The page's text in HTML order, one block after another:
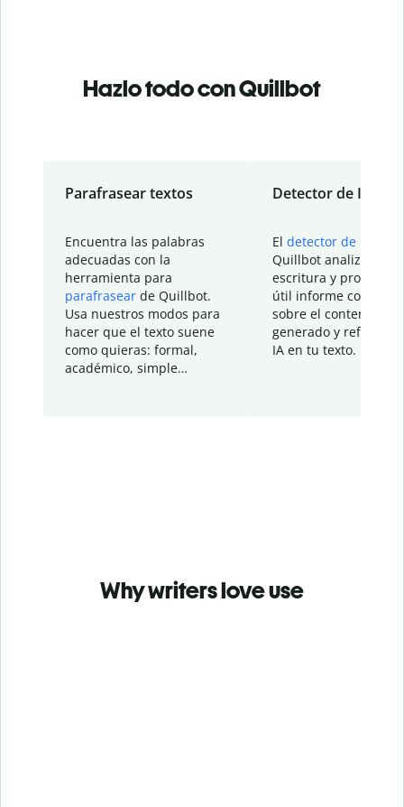
Hazlo todo con Quillbot
Parafrasear textos
Encuentra las palabras
adecuadas con la
herramienta para
parafrasear de Quillbot.
Usa nuestros modos para
hacer que el texto suene
como quieras: formal,
académico, simple…
Detector de IA
El detector de IA
Quillbot analiza tu
escritura y
útil informe con
sobre el contenido
generado y refinado
IA en tu texto.
Why writers love use